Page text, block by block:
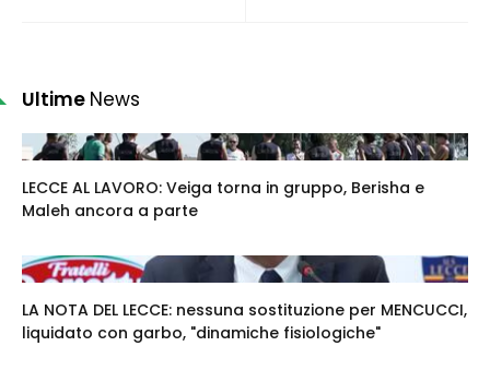
Ultime News
LECCE AL LAVORO: Veiga torna in gruppo, Berisha e
Maleh ancora a parte
LA NOTA DEL LECCE: nessuna sostituzione per MENCUCCI,
liquidato con garbo, "dinamiche fisiologiche"